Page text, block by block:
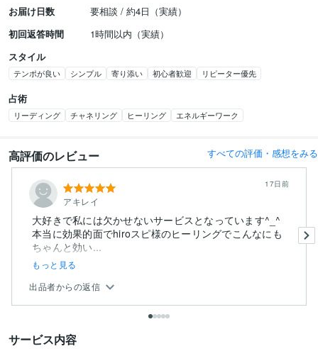
お届け日数
要相談 / 約4日（実績）
初回返答時間
1時間以内（実績）
スタイル
テンポが良い シンプル 寄り添い 初心者歓迎 リピーター優先
占術
リーディング チャネリング ヒーリング エネルギーワーク
高評価のレビュー すべての評価・感想をみる
アキレイ
17日前
大好きで私には欠かせないサービスとなっています^_^
本当に効果的面でhiroスピ様のヒーリングでこんなにも
ちゃんと効い...
もっと見る
出品者からの返信
サービス内容